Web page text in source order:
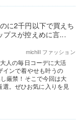
に2千円以下で買えち
プスが控えめに言...
michill ファッション
人の毎日コーデに大活
インで着やせも叶うの
厳禁！そこで今回は大
。ぜひお気に入りを見